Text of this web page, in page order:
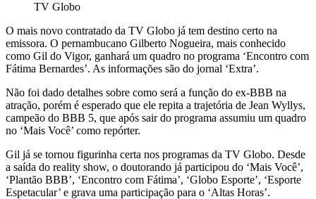
TV Globo
O mais novo contratado da TV Globo já tem destino certo na
emissora. O pernambucano Gilberto Nogueira, mais conhecido
como Gil do Vigor, ganhará um quadro no programa ‘Encontro com
Fátima Bernardes’. As informações são do jornal ‘Extra’.
Não foi dado detalhes sobre como será a função do ex-BBB na
atração, porém é esperado que ele repita a trajetória de Jean Wyllys,
campeão do BBB 5, que após sair do programa assumiu um quadro
no ‘Mais Você’ como repórter.
Gil já se tornou figurinha certa nos programas da TV Globo. Desde
a saída do reality show, o doutorando já participou do ‘Mais Você’,
‘Plantão BBB’, ‘Encontro com Fátima’, ‘Globo Esporte’, ‘Esporte
Espetacular’ e grava uma participação para o ‘Altas Horas’.